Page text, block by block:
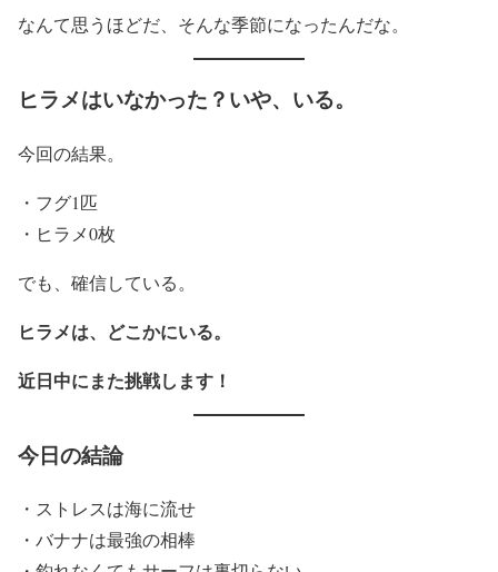
なんて思うほどだ、そんな季節になったんだな。
ヒラメはいなかった？いや、いる。
今回の結果。
・フグ1匹
・ヒラメ0枚
でも、確信している。
ヒラメは、どこかにいる。
近日中にまた挑戦します！
今日の結論
・ストレスは海に流せ
・バナナは最強の相棒